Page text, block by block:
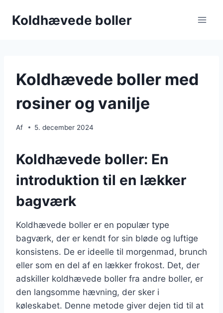
Koldhævede boller
Koldhævede boller med
rosiner og vanilje
Af 5. december 2024
Koldhævede boller: En
introduktion til en lækker
bagværk
Koldhævede boller er en populær type
bagværk, der er kendt for sin bløde og luftige
konsistens. De er ideelle til morgenmad, brunch
eller som en del af en lækker frokost. Det, der
adskiller koldhævede boller fra andre boller, er
den langsomme hævning, der sker i
køleskabet. Denne metode giver dejen tid til at